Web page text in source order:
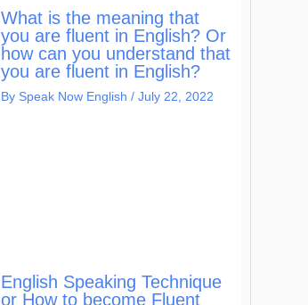
What is the meaning that
you are fluent in English? Or
how can you understand that
you are fluent in English?
By Speak Now English/July 22, 2022
English Speaking Technique
or How to become Fluent